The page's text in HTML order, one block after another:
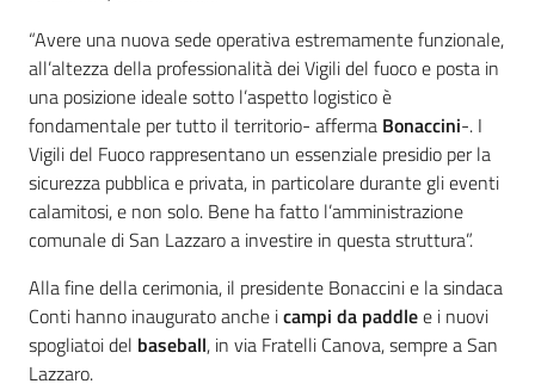
“Avere una nuova sede operativa estremamente funzionale,
all’altezza della professionalità dei Vigili del fuoco e posta in
una posizione ideale sotto l’aspetto logistico è
fondamentale per tutto il territorio- afferma Bonaccini-. I
Vigili del Fuoco rappresentano un essenziale presidio per la
sicurezza pubblica e privata, in particolare durante gli eventi
calamitosi, e non solo. Bene ha fatto l’amministrazione
comunale di San Lazzaro a investire in questa struttura”.
Alla fine della cerimonia, il presidente Bonaccini e la sindaca
Conti hanno inaugurato anche icampi da paddlee i nuovi
spogliatoi del baseball, in via Fratelli Canova, sempre a San
Lazzaro.